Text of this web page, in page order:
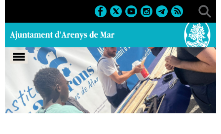
Portada > Agenda > 27-04-
2007 > Marcs > Culturals > 2007 > Activitats musicals 2007